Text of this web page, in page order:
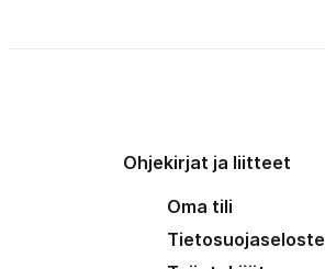
Ohjekirjat ja liitteet
Oma tili
Tietosuojaseloste